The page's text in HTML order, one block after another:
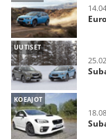
UUTISET
KOEAJOT